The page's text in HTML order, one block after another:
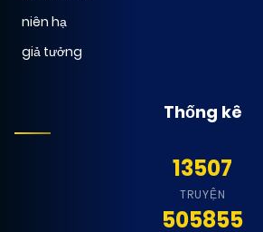
niên hạ
giả tưởng
Thống kê
13507
TRUYỆN
505855